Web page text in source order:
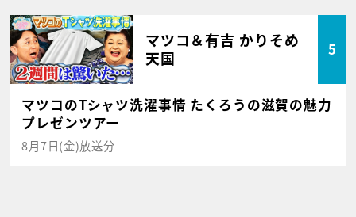
マツコ＆有吉 かりそめ
天国
5
マツコのTシャツ洗濯事情 たくろうの滋賀の魅力
プレゼンツアー
8月7日(金)放送分